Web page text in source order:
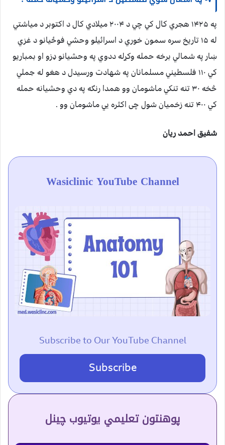
په ۱۴۲۵ هجري کال کي چي د ۲۰۰۴ میلادي کال د اکتوبر د میاشتي
له ۱۵ تاریخ سره سمون خوري د اسرائیلو وحشي فوځيانو د غزي
ښار په شمالي برخه حمله وکړله ددوي په وحشیانو ډزو او بمباریو
کي ۱۱۰ فلسطیني مسلمانان په شهادت ورسیدل د هغو له جملي
څخه ۳۰ تنه تنکي ماشومان وو همدا رنګه په دي وحشیانه حمله
کي ۴۰۰ تنه زخمیان شول چی اکثره يي ماشومان وو .
شفیق احمد ریان
Wasiclinic YouTube Channel
Subscribe to Our YouTube Channel
Subscribe
پوهنتون تعلیمي یوتیوب چینل